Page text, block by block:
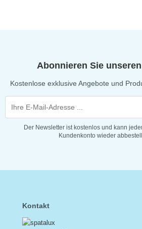
Abonnieren Sie
Kostenlose exklusive Angebote und
Der Newsletter ist kostenlos und kann
Kundenkonto wieder
Kontakt